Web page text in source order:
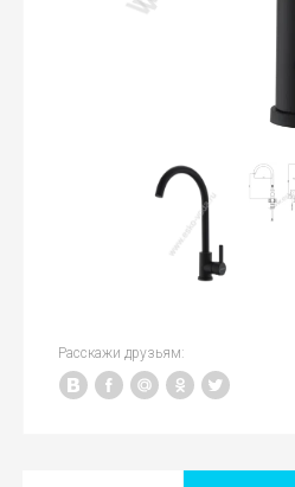
Расскажи друзьям: